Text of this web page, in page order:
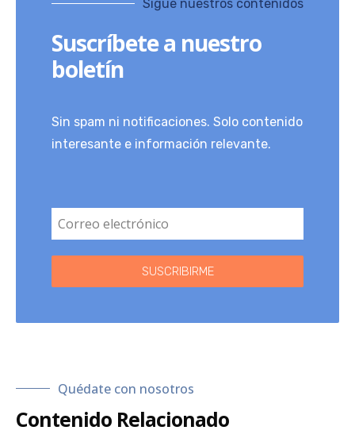
Sigue nuestros contenidos
Suscríbete a nuestro
boletín
Sin spam ni notificaciones. Solo contenido
interesante e información relevante.
SUSCRIBIRME
Quédate con nosotros
Contenido Relacionado